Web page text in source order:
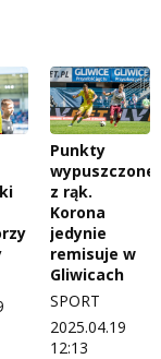
Punkty
wypuszczone
z rąk.
Korona
jedynie
remisuje w
Gliwicach
SPORT
2025.04.19
12:13